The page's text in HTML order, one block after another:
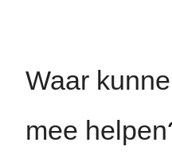
Waar
mee